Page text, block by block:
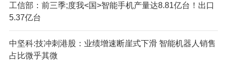
工信部：前三季;度我<国>智能手机产量达8.81亿台！出口
5.37亿台
中坚科:技冲刺港股：业绩增速断崖式下滑 智能机器人销售
占比微乎其微